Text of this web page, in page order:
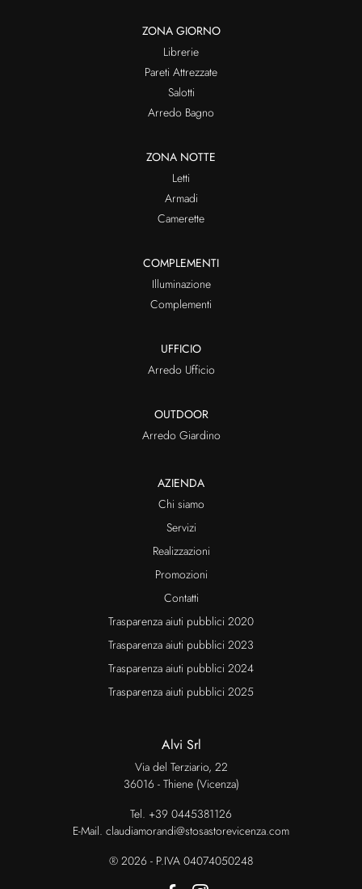
ZONA GIORNO
Librerie
Pareti Attrezzate
Salotti
Arredo Bagno
ZONA NOTTE
Letti
Armadi
Camerette
COMPLEMENTI
Illuminazione
Complementi
UFFICIO
Arredo Ufficio
OUTDOOR
Arredo Giardino
AZIENDA
Chi siamo
Servizi
Realizzazioni
Promozioni
Contatti
Trasparenza aiuti pubblici 2020
Trasparenza aiuti pubblici 2023
Trasparenza aiuti pubblici 2024
Trasparenza aiuti pubblici 2025
Alvi Srl
Via del Terziario, 22
36016 - Thiene (Vicenza)
Tel. +39 0445381126
E-Mail. claudiamorandi@stosastorevicenza.com
® 2026 - P.IVA 04074050248